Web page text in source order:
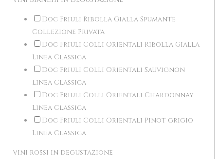
Doc Friuli Ribolla Gialla Spumante
Collezione Privata
Doc Friuli Colli Orientali Ribolla Gialla
Linea Classica
Doc Friuli Colli Orientali Sauvignon
Linea Classica
Doc Friuli Colli Orientali Chardonnay
Linea Classica
Doc Friuli Colli Orientali Pinot grigio
Linea Classica
Vini rossi in degustazione